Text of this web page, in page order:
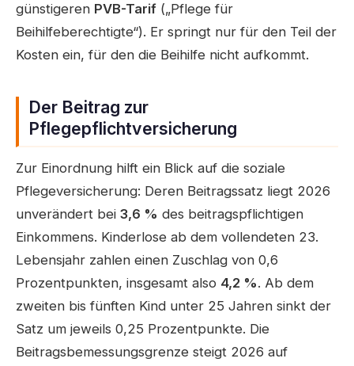
günstigeren PVB-Tarif („Pflege für
Beihilfeberechtigte“). Er springt nur für den Teil der
Kosten ein, für den die Beihilfe nicht aufkommt.
Der Beitrag zur
Pflegepflichtversicherung
Zur Einordnung hilft ein Blick auf die soziale
Pflegeversicherung: Deren Beitragssatz liegt 2026
unverändert bei 3,6 % des beitragspflichtigen
Einkommens. Kinderlose ab dem vollendeten 23.
Lebensjahr zahlen einen Zuschlag von 0,6
Prozentpunkten, insgesamt also 4,2 %. Ab dem
zweiten bis fünften Kind unter 25 Jahren sinkt der
Satz um jeweils 0,25 Prozentpunkte. Die
Beitragsbemessungsgrenze steigt 2026 auf